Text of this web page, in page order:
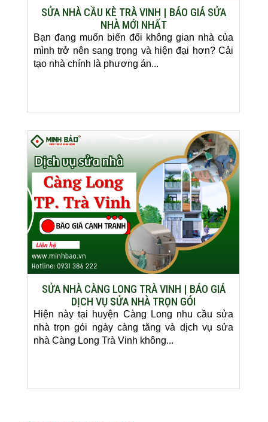
SỬA NHÀ CẦU KÈ TRÀ VINH | BÁO GIÁ SỬA
NHÀ MỚI NHẤT
Bạn đang muốn biến đổi không gian nhà của
mình trở nên sang trọng và hiện đại hơn? Cải
tạo nhà chính là phương án...
SỬA NHÀ CÀNG LONG TRÀ VINH | BÁO GIÁ
DỊCH VỤ SỬA NHÀ TRỌN GÓI
Hiện này tại huyện Càng Long nhu cầu sửa
nhà trọn gói ngày càng tăng và dịch vụ sửa
nhà Càng Long Trà Vinh không...